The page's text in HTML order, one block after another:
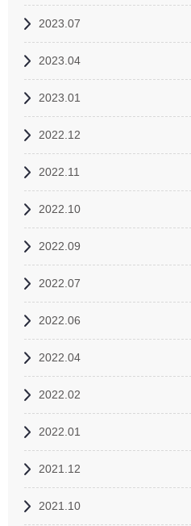
2023.07
2023.04
2023.01
2022.12
2022.11
2022.10
2022.09
2022.07
2022.06
2022.04
2022.02
2022.01
2021.12
2021.10